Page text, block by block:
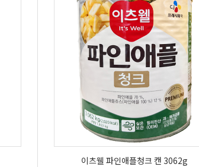
이츠웰 파인애플청크 캔 3062g